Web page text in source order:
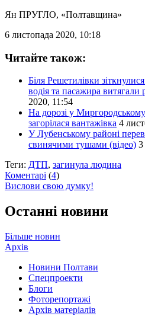
Ян ПРУГЛО, «Полтавщина»
6 листопада 2020, 10:18
Читайте також:
Біля Решетилівки
водія та пасажира витягали
2020, 11:54
На дорозі у
загорілася вантажівка 4
У Лубенському районі
свинячими тушами (відео) 3
Теги: ДТП, загинула людина
Коментарі (4)
Вислови свою думку!
Останні новини
Більше новин
Архів
Новини Полтави
Спецпроекти
Блоги
Фоторепортажі
Архів матеріалів